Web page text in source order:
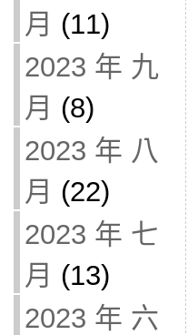
月 (11)
2023 年 九
月 (8)
2023 年 八
月 (22)
2023 年 七
月 (13)
2023 年 六